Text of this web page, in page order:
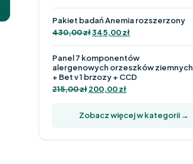
Pakiet badań Anemia rozszerzony
430,00zł345,00zł
Panel 7 komponentów
alergenowych orzeszków ziemnych
+ Bet v 1 brzozy + CCD
215,00zł200,00zł
Zobacz więcej w kategorii →